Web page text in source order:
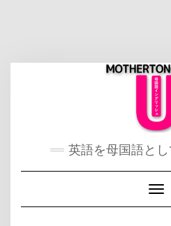
英語を母国語と